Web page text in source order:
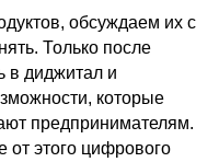
обсуждаем их с
Только после
в диджитал и
которые
предпринимателям.
от этого цифрового